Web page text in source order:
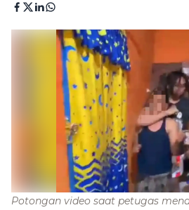
Potongan video saat petugas